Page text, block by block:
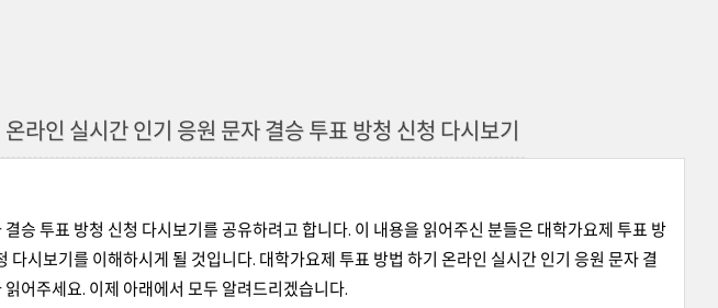
라인 실시간 인기 응원 문자 결승 투표 방청 신청 다시보기
승 투표 방청 신청 다시보기를 공유하려고 합니다. 이 내용을 읽어주신 분들은 대학가요제 투표 방
다시보기를 이해하시게 될 것입니다. 대학가요제 투표 방법 하기 온라인 실시간 인기 응원 문자 결
어주세요. 이제 아래에서 모두 알려드리겠습니다.